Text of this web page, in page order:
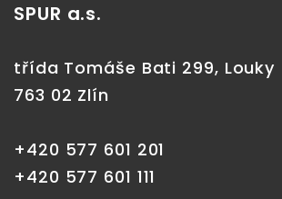
SPUR a.s.
třída Tomáše Bati 299, Louky
763 02 Zlín
+420 577 601 201
+420 577 601 111